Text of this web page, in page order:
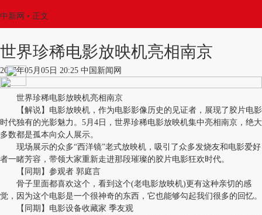
中新网 • 正文
世界珍稀电影放映机亮相南京
2017年05月05日 20:25 中国新闻网
世界珍稀电影放映机亮相南京
【解说】电影放映机，作为电影影像历史的见证者，展现了胶片电影
时代独有的光影魅力。5月4日，世界珍稀电影放映机集中亮相南京，绝大
多数都是孤本向众人展示。
现场展示的众多“西洋镜”老式放映机，吸引了众多发烧友和电影爱好
者一睹芳容，带领大家重新走进那段璀璨的胶片电影狂欢时代。
【同期】参观者 郭庭言
骨子里面都喜欢这个，看到这个(老电影放映机)更有这种亲切的感
觉，因为这个电影是一个很神奇的东西，它也能够勾起我们很多的回忆。
【同期】电影设备收藏家 季友观